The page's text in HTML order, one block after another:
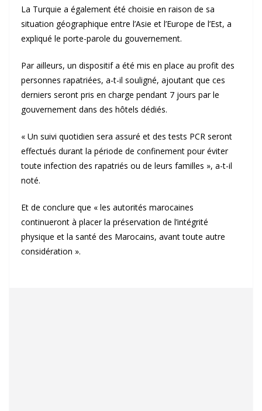
La Turquie a également été choisie en raison de sa
situation géographique entre l’Asie et l’Europe de l’Est, a
expliqué le porte-parole du gouvernement.
Par ailleurs, un dispositif a été mis en place au profit des
personnes rapatriées, a-t-il souligné, ajoutant que ces
derniers seront pris en charge pendant 7 jours par le
gouvernement dans des hôtels dédiés.
« Un suivi quotidien sera assuré et des tests PCR seront
effectués durant la période de confinement pour éviter
toute infection des rapatriés ou de leurs familles », a-t-il
noté.
Et de conclure que « les autorités marocaines
continueront à placer la préservation de l’intégrité
physique et la santé des Marocains, avant toute autre
considération ».